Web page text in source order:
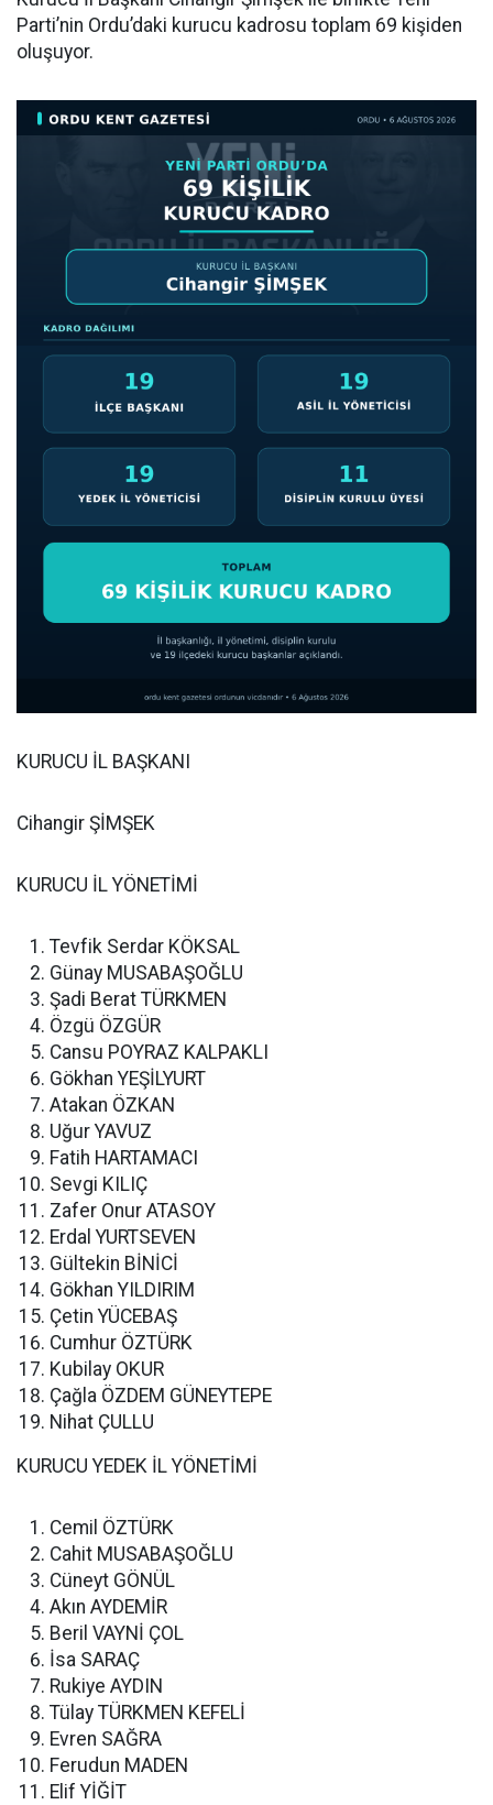
Parti’nin Ordu’daki kurucu kadrosu toplam 69 kişiden
oluşuyor.
KURUCU İL BAŞKANI
Cihangir ŞİMŞEK
KURUCU İL YÖNETİMİ
Tevfik Serdar KÖKSAL
Günay MUSABAŞOĞLU
Şadi Berat TÜRKMEN
Özgü ÖZGÜR
Cansu POYRAZ KALPAKLI
Gökhan YEŞİLYURT
Atakan ÖZKAN
Uğur YAVUZ
Fatih HARTAMACI
Sevgi KILIÇ
Zafer Onur ATASOY
Erdal YURTSEVEN
Gültekin BİNİCİ
Gökhan YILDIRIM
Çetin YÜCEBAŞ
Cumhur ÖZTÜRK
Kubilay OKUR
Çağla ÖZDEM GÜNEYTEPE
Nihat ÇULLU
KURUCU YEDEK İL YÖNETİMİ
Cemil ÖZTÜRK
Cahit MUSABAŞOĞLU
Cüneyt GÖNÜL
Akın AYDEMİR
Beril VAYNİ ÇOL
İsa SARAÇ
Rukiye AYDIN
Tülay TÜRKMEN KEFELİ
Evren SAĞRA
Ferudun MADEN
Elif YİĞİT